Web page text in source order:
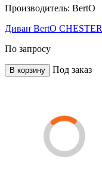
Производитель: BertO
Диван BertO CHESTER
По запросу
В корзину Под заказ